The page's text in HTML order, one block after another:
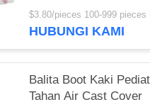
Membakar Luka
Kaki
$3.80/pieces 100-999 pieces
HUBUNGI KAMI
Balita Boot Kaki
Tahan Air Cast Cover